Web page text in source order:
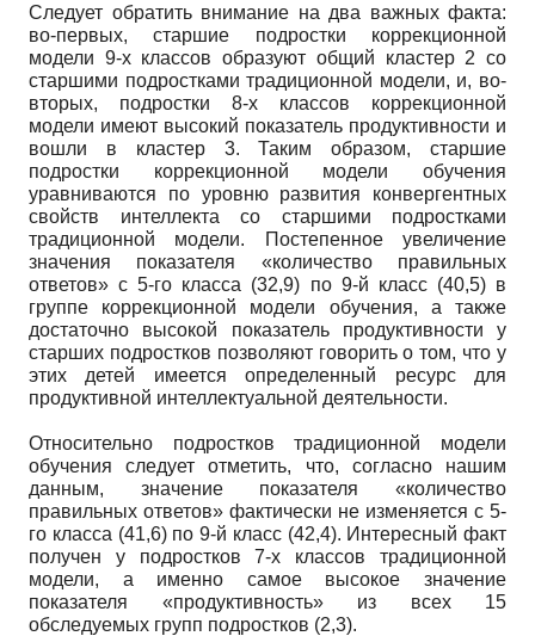
Следует обратить внимание на два важных факта:
во-первых, старшие подростки коррекционной
модели 9-х классов образуют общий кластер 2 со
старшими подростками традиционной модели, и, во-
вторых, подростки 8-х классов коррекционной
модели имеют высокий показатель продуктивности и
вошли в кластер 3. Таким образом, старшие
подростки коррекционной модели обучения
уравниваются по уровню развития конвергентных
свойств интеллекта со старшими подростками
традиционной модели. Постепенное увеличение
значения показателя «количество правильных
ответов» с 5-го класса (32,9) по 9-й класс (40,5) в
группе коррекционной модели обучения, а также
достаточно высокой показатель продуктивности у
старших подростков позволяют говорить о том, что у
этих детей имеется определенный ресурс для
продуктивной интеллектуальной деятельности.
Относительно подростков традиционной модели
обучения следует отметить, что, согласно нашим
данным, значение показателя «количество
правильных ответов» фактически не изменяется с 5-
го класса (41,6) по 9-й класс (42,4). Интересный факт
получен у подростков 7-х классов традиционной
модели, а именно самое высокое значение
показателя «продуктивность» из всех 15
обследуемых групп подростков (2,3).